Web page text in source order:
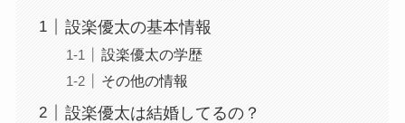
設楽優太の基本情報
設楽優太の学歴
その他の情報
設楽優太は結婚してるの？